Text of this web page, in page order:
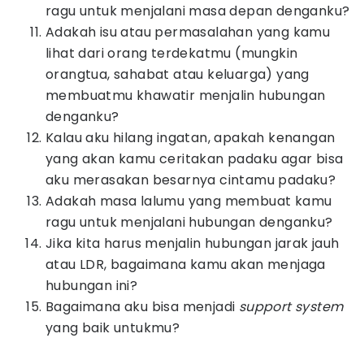
ragu untuk menjalani masa depan denganku?
Adakah isu atau permasalahan yang kamu
lihat dari orang terdekatmu (mungkin
orangtua, sahabat atau keluarga) yang
membuatmu khawatir menjalin hubungan
denganku?
Kalau aku hilang ingatan, apakah kenangan
yang akan kamu ceritakan padaku agar bisa
aku merasakan besarnya cintamu padaku?
Adakah masa lalumu yang membuat kamu
ragu untuk menjalani hubungan denganku?
Jika kita harus menjalin hubungan jarak jauh
atau LDR, bagaimana kamu akan menjaga
hubungan ini?
Bagaimana aku bisa menjadi support system
yang baik untukmu?